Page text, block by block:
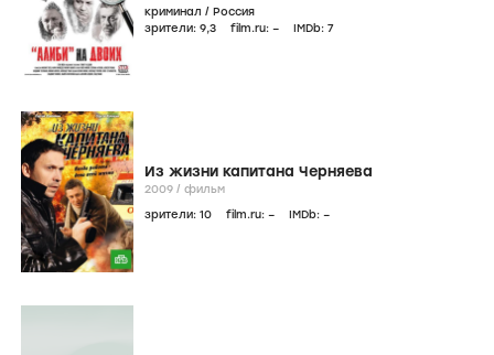
криминал / Россия
зрители: 9,3 film.ru: – IMDb: 7
Из жизни капитана Черняева
2009 / фильм
зрители: 10 film.ru: – IMDb: –